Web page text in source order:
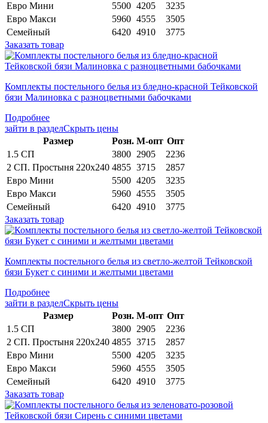
Евро Мини
5500 4205
3235
Евро Макси
5960 4555
3505
Семейный
6420 4910
3775
Заказать товар
Комплекты постельного белья из бледно-красной Тейковской
бязи Малиновка с разноцветными бабочками
Подробнее
зайти в разделСкрыть цены
Раз­мер
Розн. М-опт Опт
1.5 СП
3800 2905
2236
2 СП. Простыня 220х240 4855 3715
2857
Евро Мини
5500 4205
3235
Евро Макси
5960 4555
3505
Семейный
6420 4910
3775
Заказать товар
Комплекты постельного белья из светло-желтой Тейковской
бязи Букет с синими и желтыми цветами
Подробнее
зайти в разделСкрыть цены
Раз­мер
Розн. М-опт Опт
1.5 СП
3800 2905
2236
2 СП. Простыня 220х240 4855 3715
2857
Евро Мини
5500 4205
3235
Евро Макси
5960 4555
3505
Семейный
6420 4910
3775
Заказать товар